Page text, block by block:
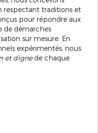
respectant traditions et
pour répondre aux
de démarches
sur mesure. En
expérimentés, nous
et dignede chaque